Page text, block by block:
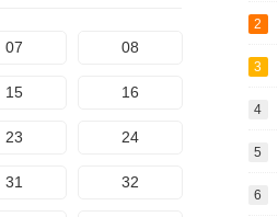
07 08
15 16
23 24
31 32
2
3
4
5
6